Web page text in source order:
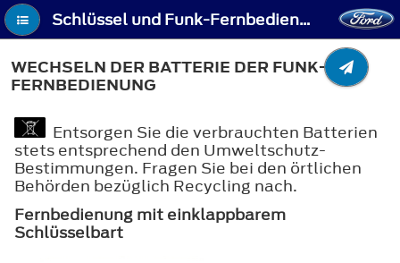
Schlüssel und Funk-Fernbedienungen - Wechseln der Batterie der Funk-Fernbedienung
WECHSELN DER BATTERIE DER FUNK-
FERNBEDIENUNG
Entsorgen Sie die verbrauchten Batterien
stets entsprechend den Umweltschutz-
Bestimmungen. Fragen Sie bei den örtlichen
Behörden bezüglich Recycling nach.
Fernbedienung mit einklappbarem
Schlüsselbart